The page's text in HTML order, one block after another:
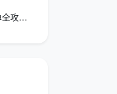
成都保洁家政网上预约：2026年一键下单全攻略，告别电话焦虑